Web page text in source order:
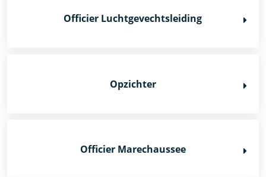
Officier Luchtgevechtsleiding
Opzichter
Officier Marechaussee